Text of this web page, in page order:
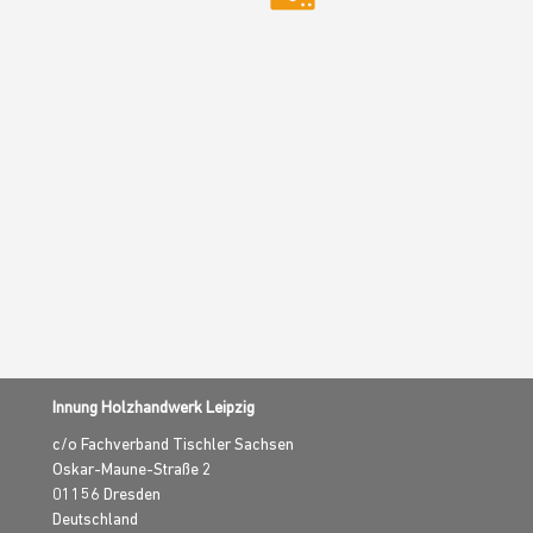
Innung Holzhandwerk Leipzig
c/o Fachverband Tischler Sachsen
Oskar-Maune-Straße 2
01156 Dresden
Deutschland